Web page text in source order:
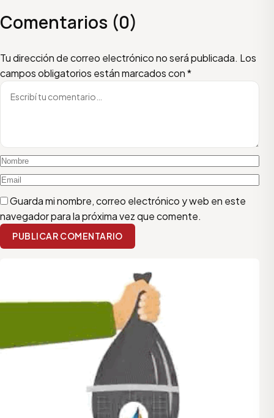
Comentarios (0)
Tu dirección de correo electrónico no será publicada. Los
campos obligatorios están marcados con*
Escribí tu comentario
Nombre
Email
Guarda mi nombre, correo electrónico y web en este
navegador para la próxima vez que comente.
PUBLICAR COMENTARIO